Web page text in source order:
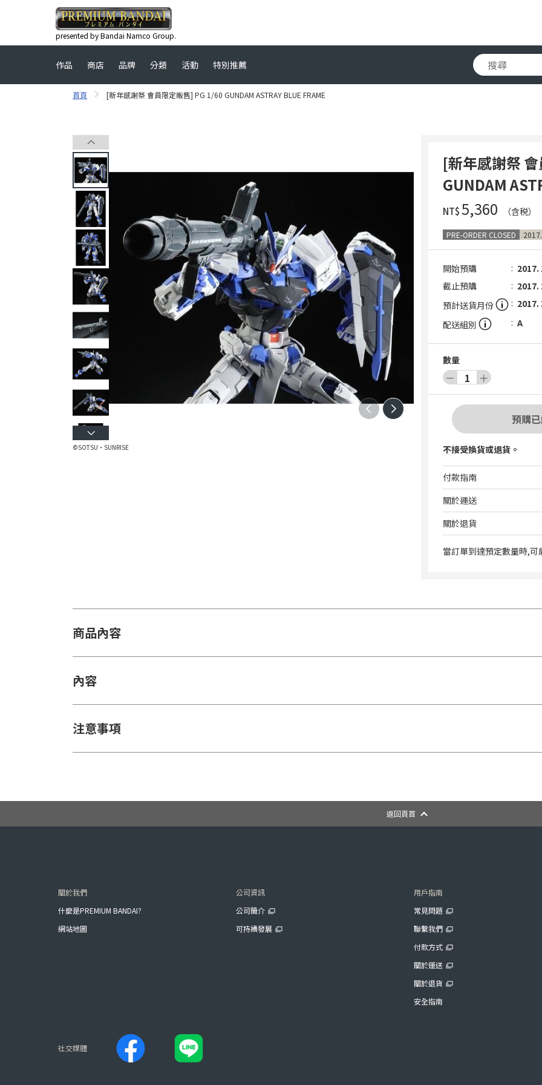
presented by Bandai Namco Group.
作品 商店 品牌 分類 活動 特別推薦
首頁 [新年感謝祭 會員限定販售] PG 1/60 GUNDAM ASTRAY BLUE FRAME
©SOTSU・SUNRISE
[新年感謝祭
GUNDAM
NT$‌5,360 （含税）
PRE-ORDER CLOSED
開始預購
2017.
截止預購
2017.
預計送貨月份
2017.
配送組別
A
數量
－ 1 ＋
預購
不接受換貨或退貨。
付款指南
關於運送
關於退貨
當訂單到達預定數量時,可
商品內容
內容
注意事項
返回頁首
關於我們
什麼是PREMIUM BANDAI?
網站地圖
公司資訊
公司簡介
可持續發展
用戶指南
常見問題
聯繫我們
付款方式
關於運送
關於退貨
安全指南
社交媒體